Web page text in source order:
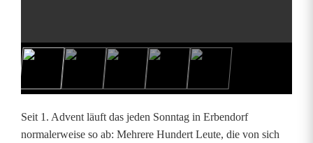
r
i
c
Seit 1. Advent läuft das jeden Sonntag in Erbendorf
normalerweise so ab: Mehrere Hundert Leute, die von sich